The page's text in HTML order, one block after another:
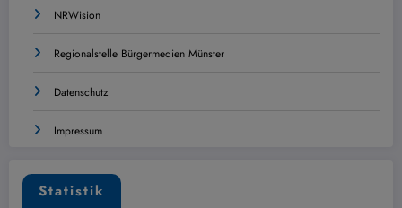
NRWision
Regionalstelle Bürgermedien Münster
Datenschutz
Impressum
Statistik